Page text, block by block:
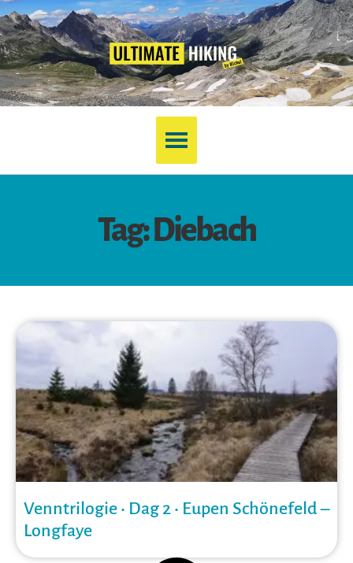
Tag: Diebach
Venntrilogie • Dag 2 • Eupen Schönefeld –
Longfaye